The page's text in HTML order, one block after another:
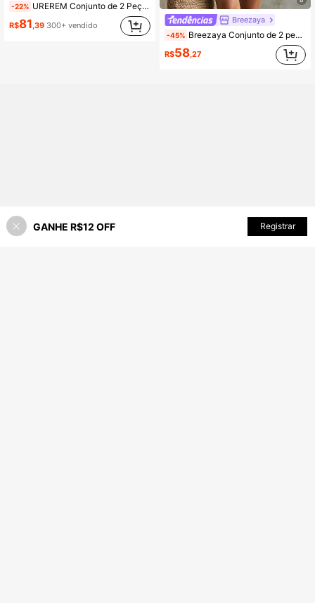
-22% UREREM Conjunto de 2 Peças Feminino de Colete e Saia com Fenda, Listrado em Cores Contrastantes, Casual Elegante para Festa e Praia, Verão, Resort Wear
R$81,39 300+ vendido
Breezaya
-45% Breezaya Conjunto de 2 peças com Top Solta de Manga Raglan Estampada de Decote em V e Sem Elasticidade e Shorts com Cintura Elástica e Cordão, Estilo Casual de Resort, Moda Feminina de Verão
R$58,27
ADICIONAR AO CARRINHO
GANHE R$12 OFF Registrar